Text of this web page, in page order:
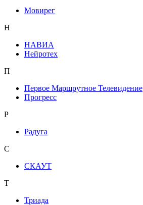
Мовирег
Н
НАВИА
Нейротех
П
Первое Маршрутное Телевидение
Прогресс
Р
Радуга
С
СКАУТ
Т
Триада